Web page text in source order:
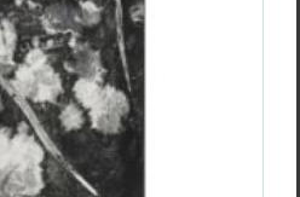
veilleur (59) :
Alloy
Marie Alloy